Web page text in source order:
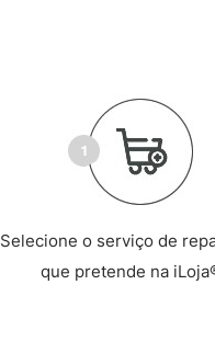
Selecione o serviço de
que pretende na